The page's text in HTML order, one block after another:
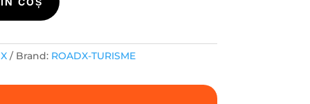
Brand: ROADX-TURISME